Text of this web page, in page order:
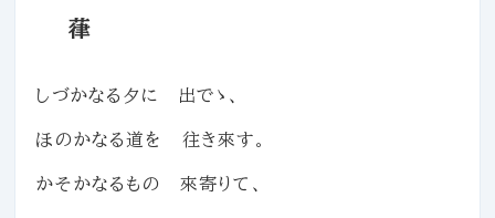
葎
しづかなる夕に 出でゝ、
ほのかなる道を 往き來す。
かそかなるもの 來寄りて、